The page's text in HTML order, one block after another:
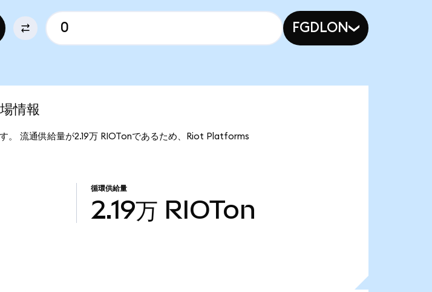
FGDLON
情報
。 流通供給量が2.19万 RIOTonであるため、Riot Platforms
循環供給量
2.19万 RIOTon